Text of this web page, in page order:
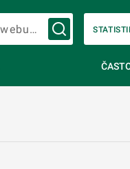
Vyhledávání na